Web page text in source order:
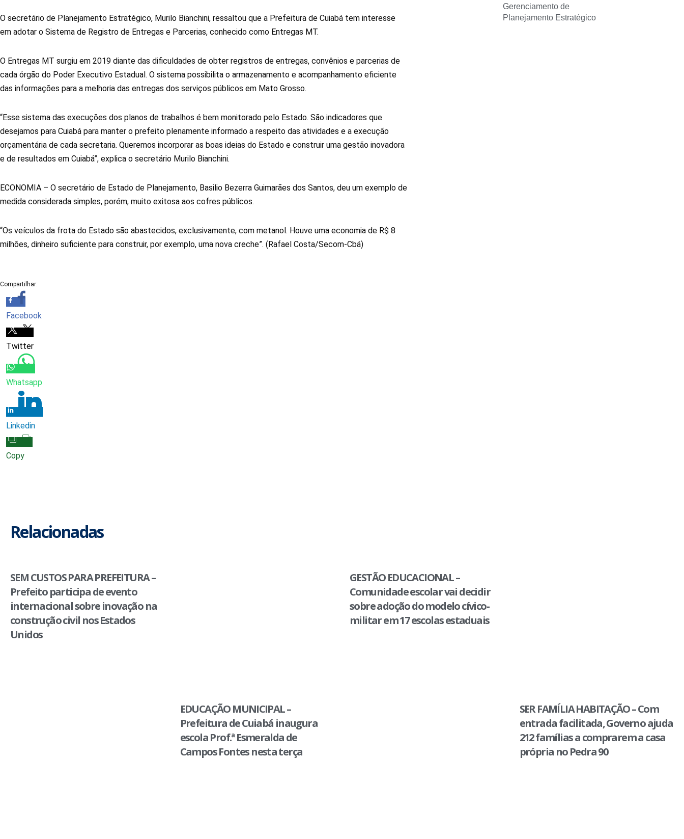
O secretário de Planejamento Estratégico, Murilo Bianchini, ressaltou que a Prefeitura de Cuiabá tem interesse
em adotar o Sistema de Registro de Entregas e Parcerias, conhecido como Entregas MT.
O Entregas MT surgiu em 2019 diante das dificuldades de obter registros de entregas, convênios e parcerias de
cada órgão do Poder Executivo Estadual. O sistema possibilita o armazenamento e acompanhamento eficiente
das informações para a melhoria das entregas dos serviços públicos em Mato Grosso.
“Esse sistema das execuções dos planos de trabalhos é bem monitorado pelo Estado. São indicadores que
desejamos para Cuiabá para manter o prefeito plenamente informado a respeito das atividades e a execução
orçamentária de cada secretaria. Queremos incorporar as boas ideias do Estado e construir uma gestão inovadora
e de resultados em Cuiabá”, explica o secretário Murilo Bianchini.
ECONOMIA – O secretário de Estado de Planejamento, Basilio Bezerra Guimarães dos Santos, deu um exemplo de
medida considerada simples, porém, muito exitosa aos cofres públicos.
“Os veículos da frota do Estado são abastecidos, exclusivamente, com metanol. Houve uma economia de R$ 8
milhões, dinheiro suficiente para construir, por exemplo, uma nova creche”. (Rafael Costa/Secom-Cbá)
Compartilhar:
Facebook
Twitter
Whatsapp
Linkedin
Copy
Gerenciamento de
Planejamento Estratégico
Relacionadas
SEM CUSTOS PARA PREFEITURA –
Prefeito participa de evento
internacional sobre inovação na
construção civil nos Estados
Unidos
EDUCAÇÃO MUNICIPAL –
Prefeitura de Cuiabá inaugura
escola Prof.ª Esmeralda de
Campos Fontes nesta terça
GESTÃO EDUCACIONAL –
Comunidade escolar vai decidir
sobre adoção do modelo cívico-
militar em 17 escolas estaduais
SER FAMÍLIA HABITAÇÃO – Com
entrada facilitada, Governo ajuda
212 famílias a comprarem a casa
própria no Pedra 90